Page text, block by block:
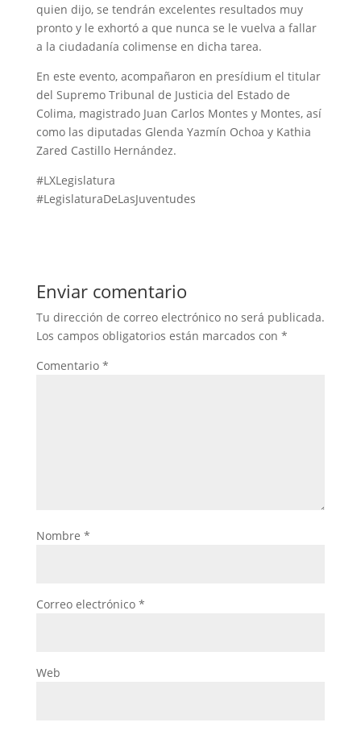
quien dijo, se tendrán excelentes resultados muy
pronto y le exhortó a que nunca se le vuelva a fallar
a la ciudadanía colimense en dicha tarea.
En este evento, acompañaron en presídium el titular
del Supremo Tribunal de Justicia del Estado de
Colima, magistrado Juan Carlos Montes y Montes, así
como las diputadas Glenda Yazmín Ochoa y Kathia
Zared Castillo Hernández.
#LXLegislatura
#LegislaturaDeLasJuventudes
Enviar comentario
Tu dirección de correo electrónico no será publicada.
Los campos obligatorios están marcados con *
Comentario *
Nombre *
Correo electrónico *
Web